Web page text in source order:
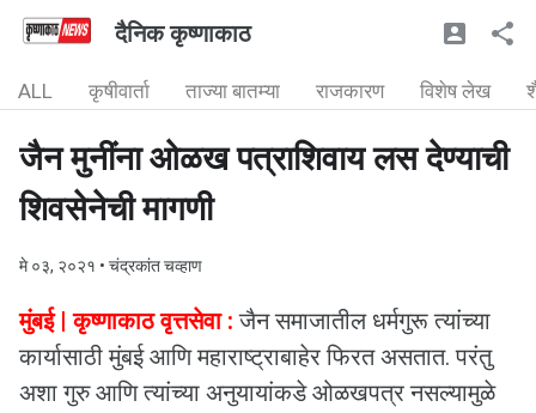
दैनिक कृष्णाकाठ
ALL कृषीवार्ता ताज्या बातम्या राजकारण विशेष लेख
जैन मुनींना ओळख पत्राशिवाय लस देण्याची
शिवसेनेची मागणी
मे ०३, २०२१ • चंद्रकांत चव्हाण
मुंबई | कृष्णाकाठ वृत्तसेवा :जैन समाजातील धर्मगुरू त्यांच्या
कार्यासाठी मुंबई आणि महाराष्ट्राबाहेर फिरत असतात. परंतु
अशा गुरु आणि त्यांच्या अनुयायांकडे ओळखपत्र नसल्यामुळे